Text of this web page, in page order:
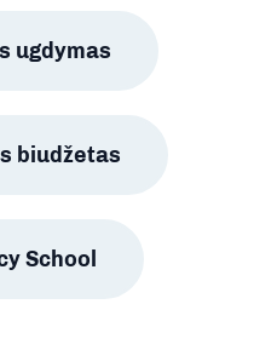
ugdymas
biudžetas
School